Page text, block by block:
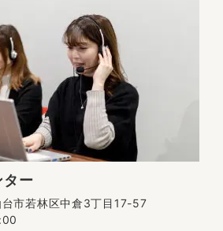
ター
市若林区中倉3丁目17-57